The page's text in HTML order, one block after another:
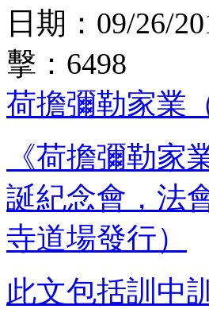
日期： 09/26/
擊： 6498
荷擔彌勒家業
《荷擔彌勒家
誕紀念會，法
寺道場發行）
此文包括訓中